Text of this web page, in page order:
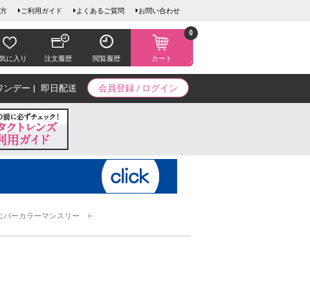
ご利用ガイド よくあるご質問 お問い合わせ
に入り 注文履歴 閲覧履歴 カート
0
会員登録 / ログイン
ンデー 即日配送
バーカラーマンスリー